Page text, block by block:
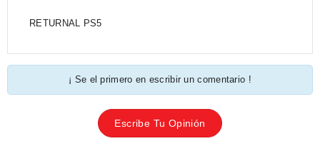
RETURNAL PS5
¡ Se el primero en escribir un comentario !
Escribe Tu Opinión